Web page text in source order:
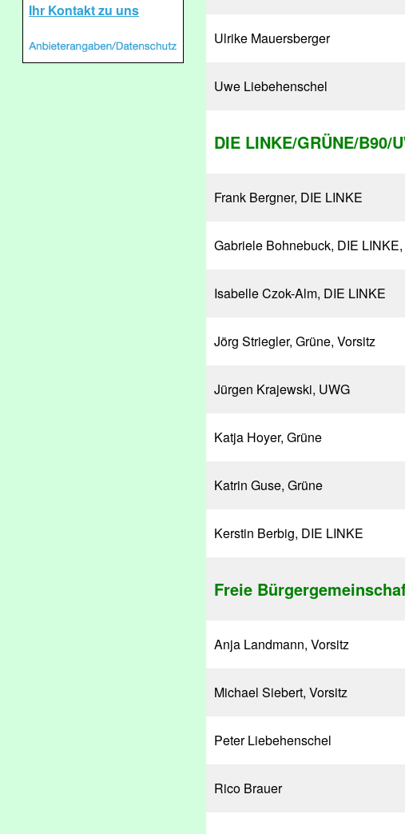
Ihr Kontakt zu uns
Ulrike Mauersberger
Uwe Liebehenschel
DIE LINKE/GRÜNE/B90/
Frank Bergner, DIE LINKE
Gabriele Bohnebuck, DIE
Isabelle Czok-Alm, DIE LINKE
Jörg Striegler, Grüne, Vorsitz
Jürgen Krajewski, UWG
Katja Hoyer, Grüne
Katrin Guse, Grüne
Kerstin Berbig, DIE LINKE
Freie
Anja Landmann, Vorsitz
Michael Siebert, Vorsitz
Peter Liebehenschel
Rico Brauer